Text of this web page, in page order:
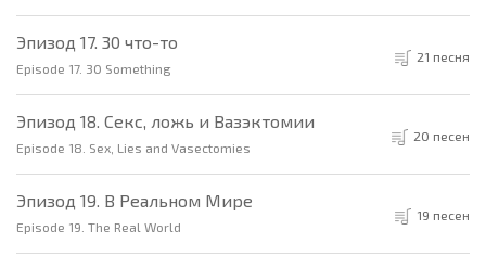
Эпизод 17. 30 что-то
Episode 17. 30 Something
21 песня
Эпизод 18. Секс, ложь и Вазэктомии
Episode 18. Sex, Lies and Vasectomies
20 песен
Эпизод 19. В Реальном Мире
Episode 19. The Real World
19 песен